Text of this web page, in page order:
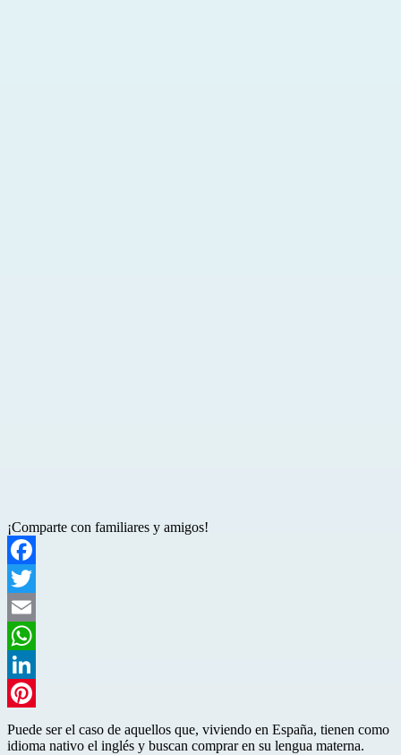
¡Comparte con familiares y amigos!
Facebook
Twitter
Email
WhatsApp
LinkedIn
Pinterest
Puede ser el caso de aquellos que, viviendo en España, tienen como
idioma nativo el inglés y buscan comprar en su lengua materna.